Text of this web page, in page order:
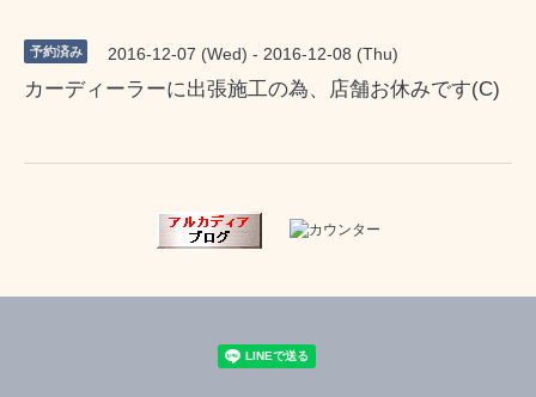
予約済み 2016-12-07 (Wed) - 2016-12-08 (Thu)
カーディーラーに出張施工の為、店舗お休みです(C)